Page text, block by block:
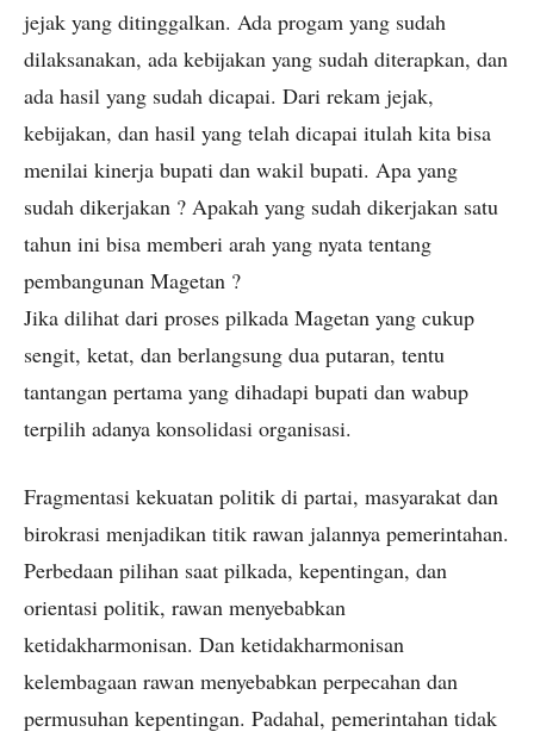
jejak yang ditinggalkan. Ada progam yang sudah
dilaksanakan, ada kebijakan yang sudah diterapkan, dan
ada hasil yang sudah dicapai. Dari rekam jejak,
kebijakan, dan hasil yang telah dicapai itulah kita bisa
menilai kinerja bupati dan wakil bupati. Apa yang
sudah dikerjakan ? Apakah yang sudah dikerjakan satu
tahun ini bisa memberi arah yang nyata tentang
pembangunan Magetan ?
Jika dilihat dari proses pilkada Magetan yang cukup
sengit, ketat, dan berlangsung dua putaran, tentu
tantangan pertama yang dihadapi bupati dan wabup
terpilih adanya konsolidasi organisasi.
Fragmentasi kekuatan politik di partai, masyarakat dan
birokrasi menjadikan titik rawan jalannya pemerintahan.
Perbedaan pilihan saat pilkada, kepentingan, dan
orientasi politik, rawan menyebabkan
ketidakharmonisan. Dan ketidakharmonisan
kelembagaan rawan menyebabkan perpecahan dan
permusuhan kepentingan. Padahal, pemerintahan tidak